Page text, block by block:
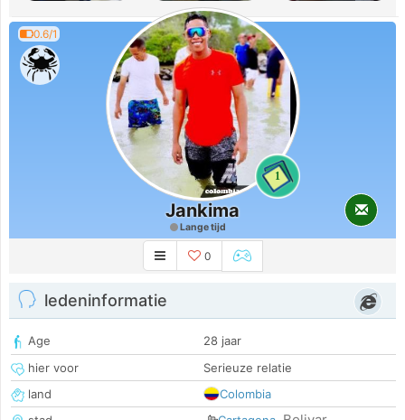
0.6/1
1
Jankima
Lange tijd
0
ledeninformatie
Age
28 jaar
hier voor
Serieuze relatie
land
Colombia